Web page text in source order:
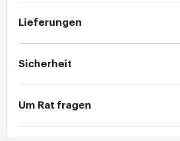
Lieferungen
Sicherheit
Um Rat fragen